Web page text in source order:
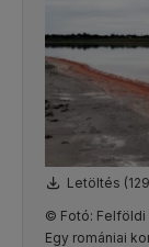
Letöltés
© Fotó: Felföldi
Egy romániai